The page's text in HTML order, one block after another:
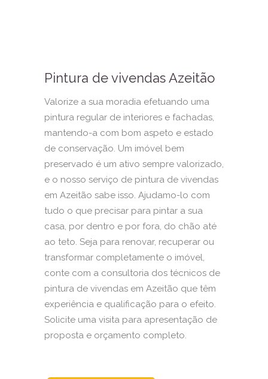
Pintura de vivendas Azeitão
Valorize a sua moradia efetuando uma
pintura regular de interiores e fachadas,
mantendo-a com bom aspeto e estado
de conservação. Um imóvel bem
preservado é um ativo sempre valorizado,
e o nosso serviço de pintura de vivendas
em Azeitão sabe isso. Ajudamo-lo com
tudo o que precisar para pintar a sua
casa, por dentro e por fora, do chão até
ao teto. Seja para renovar, recuperar ou
transformar completamente o imóvel,
conte com a consultoria dos técnicos de
pintura de vivendas em Azeitão que têm
experiência e qualificação para o efeito.
Solicite uma visita para apresentação de
proposta e orçamento completo.